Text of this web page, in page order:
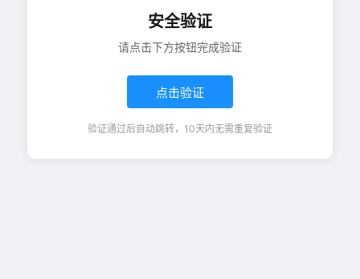
安全验证
请点击下方按钮完成验证
点击验证
验证通过后自动跳转，10天内无需重复验证